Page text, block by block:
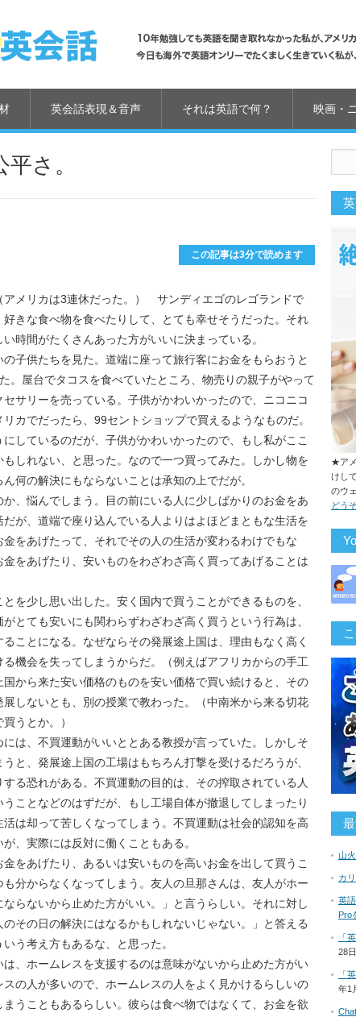
英会話表現＆音声 それは英語で何？ 映画・
さ。
この記事は3分で読めます
メリカは3連休だった。） サンディエゴのレゴランドで
きな食べ物を食べたりして、とても幸せそうだった。それ
時間がたくさんあった方がいいに決まっている。
子供たちを見た。道端に座って旅行客にお金をもらおうと
。屋台でタコスを食べていたところ、物売りの親子がやって
サリーを売っている。子供がかわいかったので、ニコニコ
カでだったら、99セントショップで買えるようなものだ。
しているのだが、子供がかわいかったので、もし私がここ
しれない、と思った。なので一つ買ってみた。しかし物を
何の解決にもならないことは承知の上でだが。
、悩んでしまう。目の前にいる人に少しばかりのお金をあ
が、道端で座り込んでいる人よりはよほどまともな生活を
をあげたって、それでその人の生活が変わるわけでもな
をあげたり、安いものをわざわざ高く買ってあげることは
を少し思い出した。安く国内で買うことができるものを、
とても安いにも関わらずわざわざ高く買うという行為は、
ことになる。なぜならその発展途上国は、理由もなく高く
機会を失ってしまうからだ。（例えばアフリカからの手工
から来た安い価格のものを安い価格で買い続けると、その
しないとも、別の授業で教わった。（中南米から来る切花
うとか。）
は、不買運動がいいととある教授が言っていた。しかしそ
と、発展途上国の工場はもちろん打撃を受けるだろうが、
る恐れがある。不買運動の目的は、その搾取されている人
ことなどのはずだが、もし工場自体が撤退してしまったり
は却って苦しくなってしまう。不買運動は社会的認知を高
、実際には反対に働くこともある。
をあげたり、あるいは安いものを高いお金を出して買うこ
分からなくなってしまう。友人の旦那さんは、友人がホー
らないから止めた方がいい。」と言うらしい。それに対し
その日の解決にはなるかもしれないじゃない。」と答える
う考え方もあるな、と思った。
、ホームレスを支援するのは意味がないから止めた方がい
の人が多いので、ホームレスの人をよく見かけるらしいの
うこともあるらしい。彼らは食べ物ではなくて、お金を欲
★ア
けし
のウ
どうぞ
山
カ
英
Pro
「
28日
「
年1